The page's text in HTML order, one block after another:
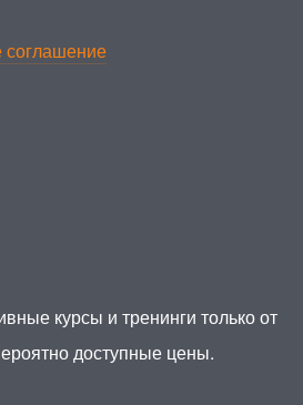
соглашение
курсы и тренинги только от
доступные цены.